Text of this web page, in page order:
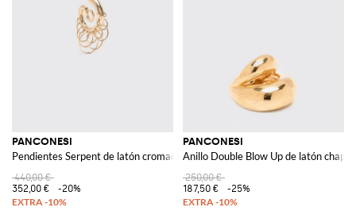
PANCONESI
Pendientes Serpent de latón cromado
440,00 €
352,00 €
-20%
PANCONESI
Anillo Double Blow Up de latón
250,00 €
187,50 €
-25%